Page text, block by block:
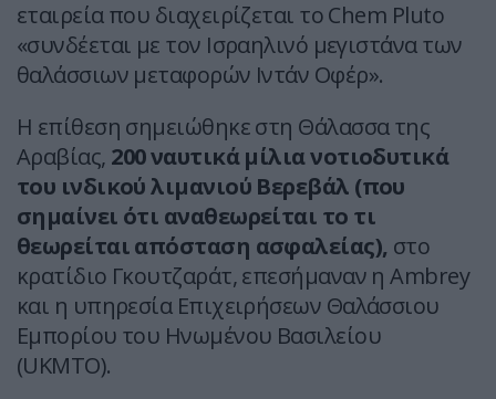
εταιρεία που διαχειρίζεται το Chem Pluto
«συνδέεται με τον Ισραηλινό μεγιστάνα των
θαλάσσιων μεταφορών Ιντάν Οφέρ».
Η επίθεση σημειώθηκε στη Θάλασσα της
Αραβίας, 200 ναυτικά μίλια νοτιοδυτικά
του ινδικού λιμανιού Βερεβάλ (που
σημαίνει ότι αναθεωρείται το τι
θεωρείται απόσταση ασφαλείας), στο
κρατίδιο Γκουτζαράτ, επεσήμαναν η Ambrey
και η υπηρεσία Επιχειρήσεων Θαλάσσιου
Εμπορίου του Ηνωμένου Βασιλείου
(UKMTO).